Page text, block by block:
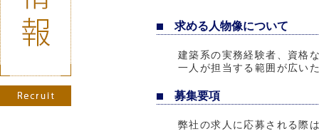
求める人物像について
建築系の実務経験者、資格
一人が担当する範囲が広い
募集要項
弊社の求人に応募される際